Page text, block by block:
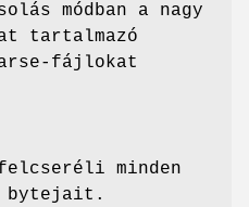
módban a nagy
tartalmazó
fájlokat
felcseréli minden
bytejait.